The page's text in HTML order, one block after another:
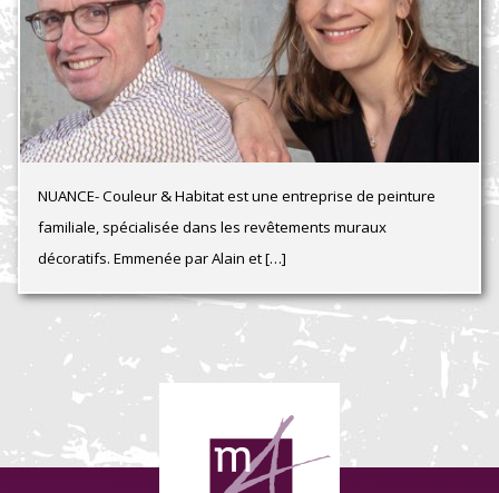
NUANCE- Couleur & Habitat est une entreprise de peinture
familiale, spécialisée dans les revêtements muraux
décoratifs. Emmenée par Alain et […]